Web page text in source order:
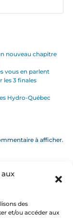
des
et/ou accéder aux
nouveau chapitre
vous en parlent
les 3 finales
Hydro-Québec
à afficher.